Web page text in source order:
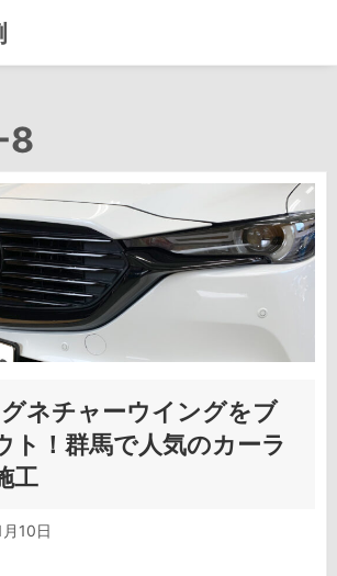
8
ネチャーウイングをブ
ト！群馬で人気のカーラ
工
10日